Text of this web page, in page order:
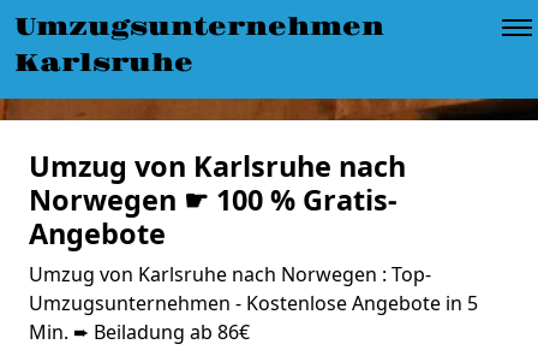
Umzugsunternehmen
Karlsruhe
Umzug von Karlsruhe nach
Norwegen ☛ 100 % Gratis-
Angebote
Umzug von Karlsruhe nach Norwegen : Top-
Umzugsunternehmen - Kostenlose Angebote in 5
Min. ➨ Beiladung ab 86€